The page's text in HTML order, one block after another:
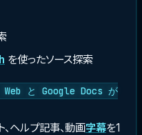
を使ったソース探索
Web と Google Docs が
、ヘルプ記事、動画字幕を1